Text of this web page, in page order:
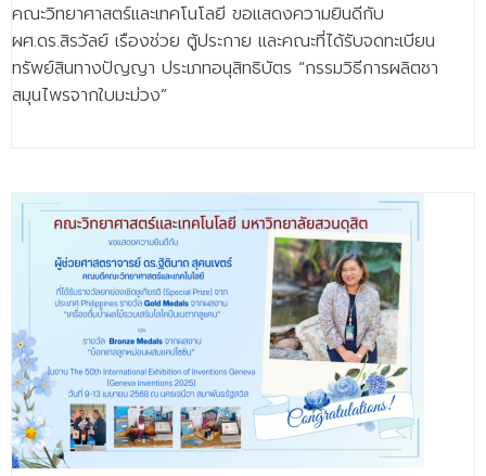
คณะวิทยาศาสตร์และเทคโนโลยี ขอแสดงความยินดีกับ
ผศ.ดร.สิรวัลย์ เรืองช่วย ตู้ประกาย และคณะที่ได้รับจดทะเบียน
ทรัพย์สินทางปัญญา ประเภทอนุสิทธิบัตร “กรรมวิธีการผลิตชา
สมุนไพรจากใบมะม่วง”